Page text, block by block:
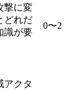
撃に変
どれだ
識が要
0〜2
アクタ